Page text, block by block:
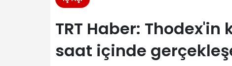
TRT Haber:
saat içinde